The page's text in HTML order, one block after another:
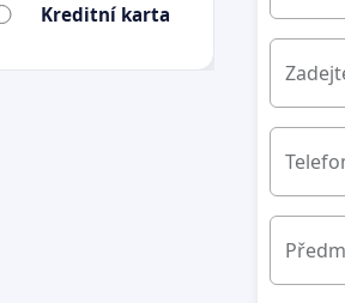
Kreditní karta